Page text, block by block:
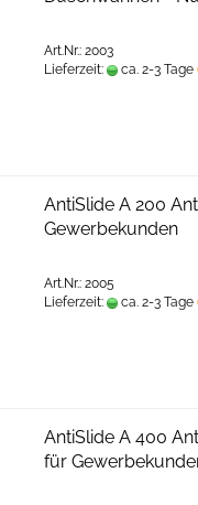
Art.Nr.: 2003
Lieferzeit:
ca. 2-3 Tage
AntiSlide A 200
Gewerbekunden
Art.Nr.: 2005
Lieferzeit:
ca. 2-3 Tage
AntiSlide A 400
für